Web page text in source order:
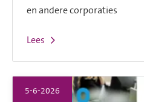
en andere corporaties
Lees
5-6-2026